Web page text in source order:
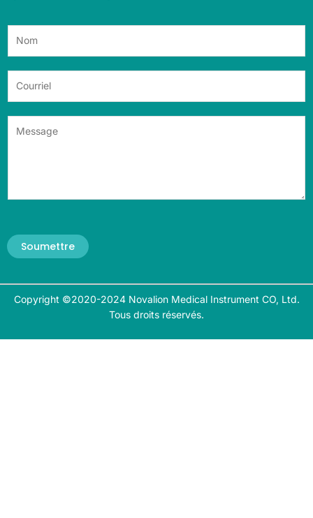
Soumettre
Copyright ©2020-2024 Novalion Medical Instrument CO, Ltd.
Tous droits réservés.